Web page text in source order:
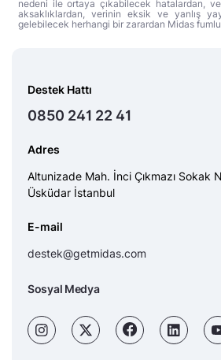
nedeni ile ortaya çıkabilecek hatalardan,
aksaklıklardan, verinin eksik ve yanlış
gelebilecek herhangi bir zarardan Midas
Destek Hattı
0850 241 22 41
Adres
Altunizade Mah. İnci Çıkmazı Sokak
Üsküdar İstanbul
E-mail
destek@getmidas.com
Sosyal Medya